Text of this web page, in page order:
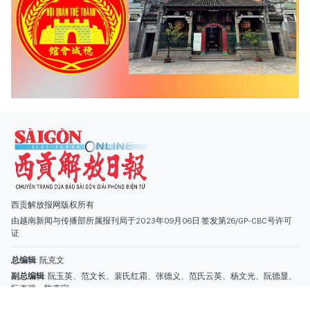
西贡解放报网版权所有
由越南新闻与传播部所属报刊局于2023年09月06日 签发第26/GP-CBC号许可
副总编辑: 阮玉英、范文长、裴氏红霜、张德义、范氏云英、杨文光、阮德显、
阮克强、陈嘉宝
主编: 阮玉英
社址: 胡志明市棋盘坊阮氏明开街432-434号
总台: (028) 39294091 - 转 060
热线: 096.558.1888
编辑部: (028) 39294092 - 转 060
电子信箱
广告部
(028) 38334185
quangcaohoavan09@gmail.com;